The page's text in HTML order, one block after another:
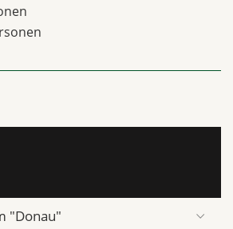
"Donau"